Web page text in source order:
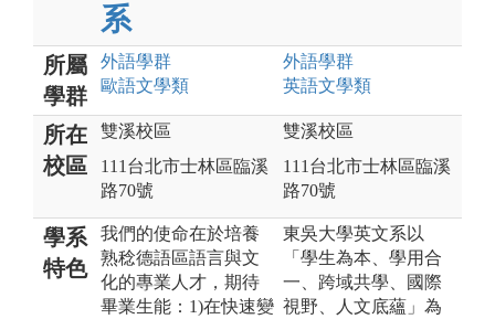
系
所屬
學群
外語學群
歐語文學類
外語學群
英語文學類
所在
校區
雙溪校區
111台北市士林區臨溪
路70號
雙溪校區
111台北市士林區臨溪
路70號
學系
特色
我們的使命在於培養
熟稔德語區語言與文
化的專業人才，期待
畢業生能：1)在快速變
東吳大學英文系以
「學生為本、學用合
一、跨域共學、國際
視野、人文底蘊」為